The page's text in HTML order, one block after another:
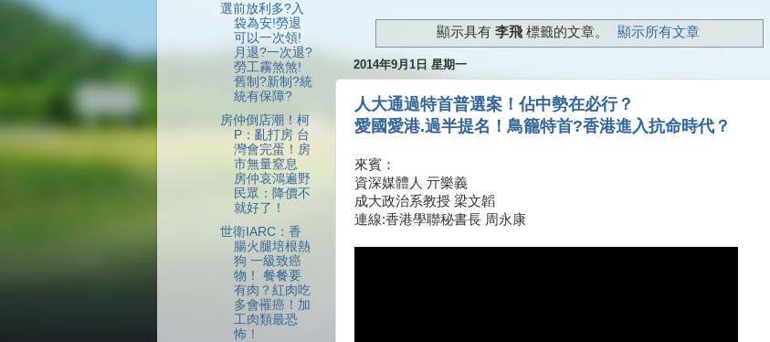
顯示具有李飛 標籤的文章。 顯示所有文章
2014年9月1日 星期一
人大通過特首普選案！佔中勢在必行？
愛國愛港.過半提名！鳥籠特首?香港進入抗命時代？
來賓：
資深媒體人 亓樂義
成大政治系教授 梁文韜
連線:香港學聯秘書長 周永康
選前放利多?入
袋為安!勞退
可以一次領!
月退?一次退?
勞工霧煞煞!
舊制?新制?統
統有保障?
房仲倒店潮！柯
P：亂打房 台
灣會完蛋！房
市無量窒息
房仲哀鴻遍野
民眾：降價不
就好了！
世衛IARC：香
腸火腿培根熱
狗 一級致癌
物！ 餐餐要
有肉？紅肉吃
多會罹癌！加
工肉類最恐
怖！